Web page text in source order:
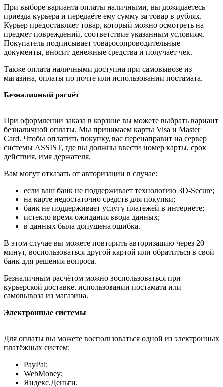
При выборе варианта оплаты наличными, вы дожидаетесь
приезда курьера и передаёте ему сумму за товар в рублях.
Курьер предоставляет товар, который можно осмотреть на
предмет повреждений, соответствие указанным условиям.
Покупатель подписывает товаросопроводительные
документы, вносит денежные средства и получает чек.
Также оплата наличными доступна при самовывозе из
магазина, оплаты по почте или использовании постамата.
Безналичный расчёт
При оформлении заказа в корзине вы можете выбрать вариант
безналичной оплаты. Мы принимаем карты Visa и Master
Card. Чтобы оплатить покупку, вас перенаправит на сервер
системы ASSIST, где вы должны ввести номер карты, срок
действия, имя держателя.
Вам могут отказать от авторизации в случае:
если ваш банк не поддерживает технологию 3D-Secure;
на карте недостаточно средств для покупки;
банк не поддерживает услугу платежей в интернете;
истекло время ожидания ввода данных;
в данных была допущена ошибка.
В этом случае вы можете повторить авторизацию через 20
минут, воспользоваться другой картой или обратиться в свой
банк для решения вопроса.
Безналичным расчётом можно воспользоваться при
курьерской доставке, использовании постамата или
самовывоза из магазина.
Электронные системы
Для оплаты вы можете воспользоваться одной из электронных
платёжных систем:
PayPal;
WebMoney;
Яндекс.Деньги.